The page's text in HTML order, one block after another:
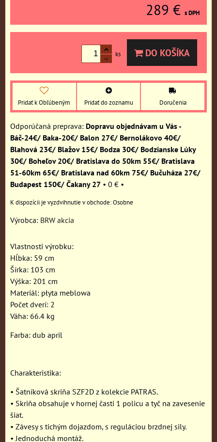
289 € s DPH
ks DO KOŠÍKA
Pridať k Obľúbeným Pridať do zoznamu Doručenia
Dopravu objednávam u Vás -
Báč-24€/ Baka-20€/ Balon 27€/ Bernolákovo 40€/
Blahová 23€/ Blažov 15€/ Bodza 30€/ Bodzianske Lúky
30€/ Boheľov 20€/ Bratislava do 50km 55€/ Bratislava
51-60km 65€/ Bratislava nad 60km 75€/ Bučuháza 27€/
Budapest 150€/ Čakany 27 • 0 € •
Osobne
Výrobca: BRW akcia
Vlastnosti výrobku:
Hĺbka: 59 cm
Šírka: 103 cm
Výška: 201 cm
Materiál: płyta meblowa
Počet dverí: 2
Váha: 66.4 kg
Farba: dub april
Charakteristika:
• Šatníková skriňa SZF2D z kolekcie PATRAS.
• Skriňa obsahuje v hornej časti 1 policu a tyč na zavesenie
šiat.
• Závesy s tichým dojazdom, s reguláciou brzdnej sily.
• Jednoduchá montáž.